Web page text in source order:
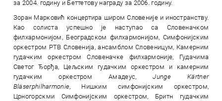
за 2004. годину и Беттетову награду за 2006. годину.
Зоран Марковић концертира широм Словеније и иностранству.
Као солиста успешно је наступао са Словеначком
филхармонијом, Београдском филхармонијом, Симфонијским
оркестром РТВ Словенија, ансамблом Словеницум, Камерним
гудачким оркестром Словеначке филхармоније, Гудачима
Светог Ђорђа, Цељским гудачким оркестром и камерним
гудачким оркестром Амадеус,Junge Kärtner
Bläserphilharmonie, Нишким симфонијским оркестром,
Црногорскми Симфонијским оркестром, Бритн гудачким